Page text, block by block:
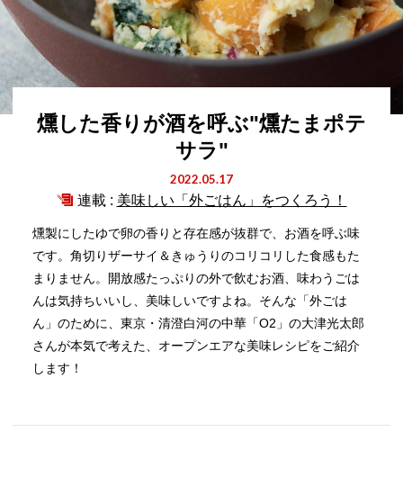
燻した香りが酒を呼ぶ"燻たまポテ
サラ"
2022.05.17
連載 : 美味しい「外ごはん」をつくろう！
燻製にしたゆで卵の香りと存在感が抜群で、お酒を呼ぶ味
です。角切りザーサイ＆きゅうりのコリコリした食感もた
まりません。開放感たっぷりの外で飲むお酒、味わうごは
んは気持ちいいし、美味しいですよね。そんな「外ごは
ん」のために、東京・清澄白河の中華「O2」の大津光太郎
さんが本気で考えた、オープンエアな美味レシピをご紹介
します！